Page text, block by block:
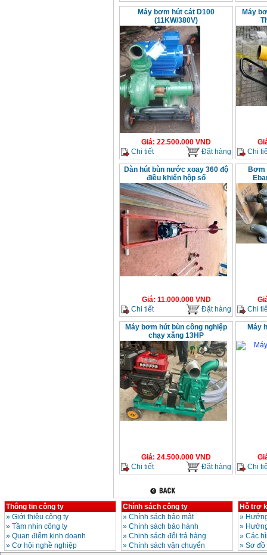
Máy bơm hút cát D100
(11KW/380V)
Giá: 22.500.000 VND
Chi tiết
Đặt hàng
Máy
Chi
Dàn hút bùn nước xoay 360 độ
điều khiển hộp số
Giá: 11.000.000VND
Chi tiết
Đặt hàng
Bơm
Chi
Máy bơm hút bùn công nghiệp
chạy xăng 13HP
Giá: 24.500.000 VND
Chi tiết
Đặt hàng
Máy
Chi
Thông tin công ty
» Giới thiệu công ty
» Tầm nhìn công ty
» Quan điểm kinh doanh
» Cơ hội nghề nghiệp
Chính sách công ty
» Chính sách bảo mật
» Chính sách bảo hành
» Chinh sách đổi trả hàng
» Chính sách vận chuyển
Hỗ trợ
»
»
» Các
» Sơ